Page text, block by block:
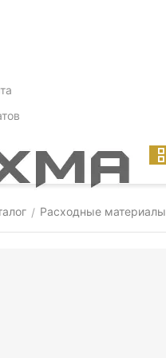
/ Расходные материалы